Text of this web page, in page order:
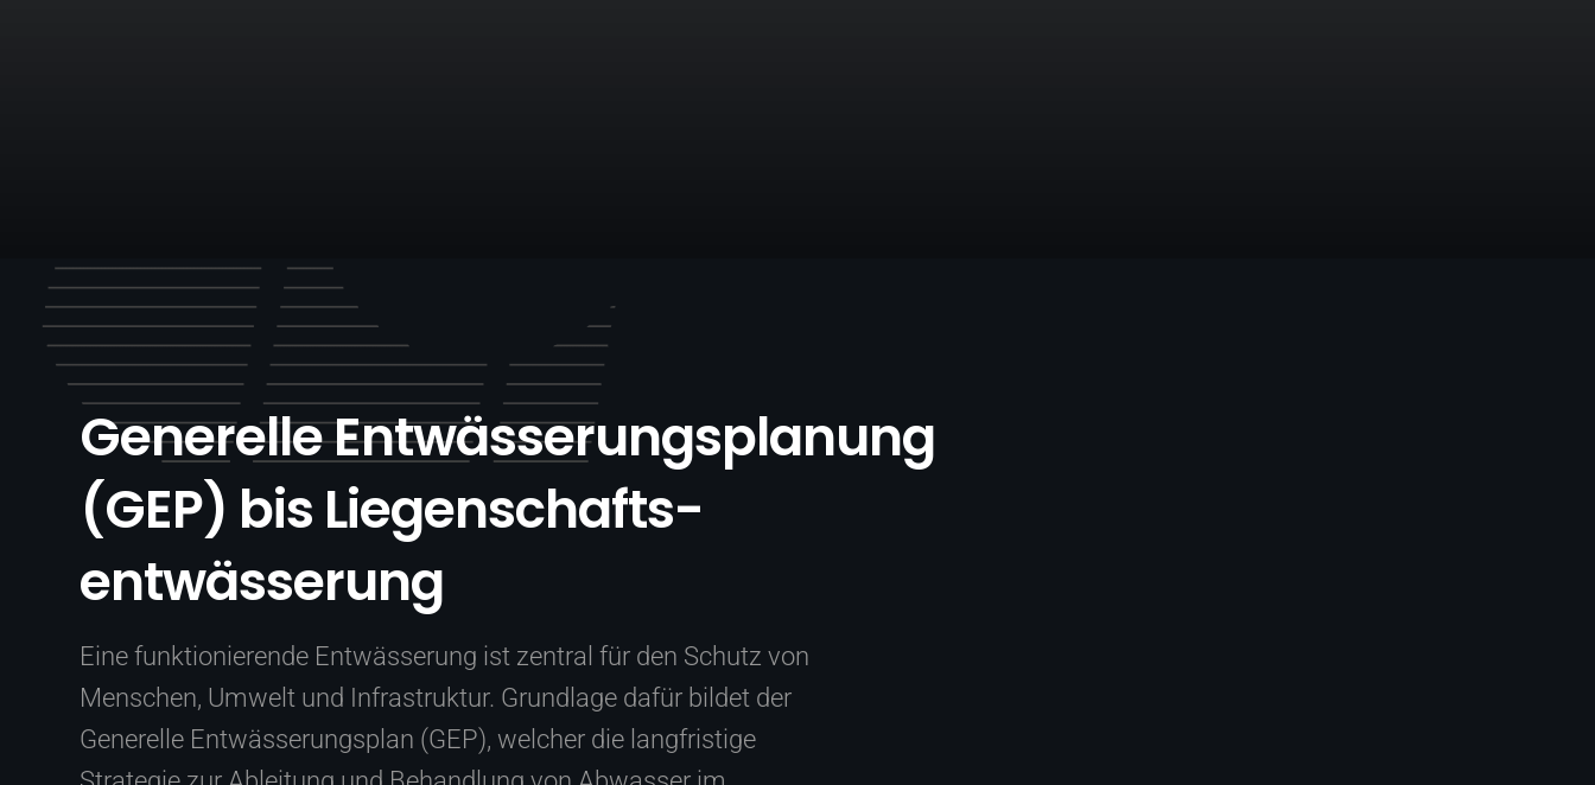
Generelle Entwässerungsplanung
(GEP) bis Liegenschafts­
entwässerung
Eine funktionierende Entwässerung ist zentral für den Schutz von
Menschen, Umwelt und Infrastruktur. Grundlage dafür bildet der
Generelle Entwässerungsplan (GEP), welcher die langfristige